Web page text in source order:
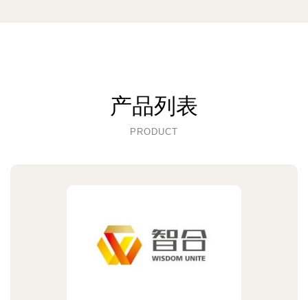
产品列表
PRODUCT